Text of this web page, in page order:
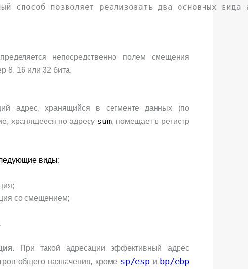
способ позволяет реализовать два основных вида
непосредственно полем смещения
8, 16 или 32 бита.
адрес, хранящийся в сегменте данных (по
хранящееся по адресу sum, помещает в регистр
виды:
со смещением;
При такой адресации эффективный адрес
общего назначения, кроме sp/esp и bp/ebp